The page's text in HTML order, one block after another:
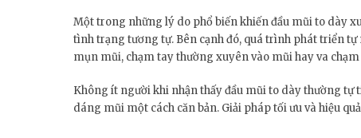
Một trong những lý do phổ biến khiến đầu mũi to dày
tình trạng tương tự. Bên cạnh đó, quá trình phát triển
mụn mũi, chạm tay thường xuyên vào mũi hay va
Không ít người khi nhận thấy đầu mũi to dày thường tự
dáng mũi một cách căn bản. Giải pháp tối ưu và hiệu